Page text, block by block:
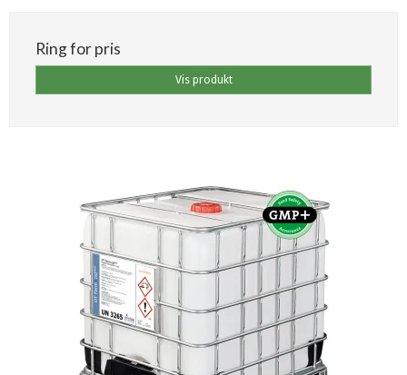
Ring for pris
Vis produkt